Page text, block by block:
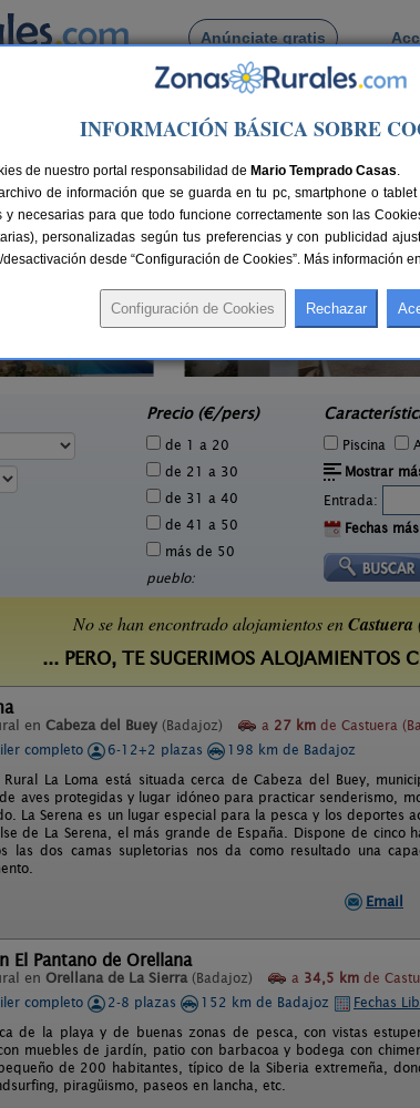
Anúnciate gratis
Busca por pueblo
de Castuera
Cortijo Señorío de Los Cotos
Precio (€/pers)
de 1 a 20
de 21 a 30
de 31 a 40
de 41 a 50
más de 50
pueblo:
Piscina
Mostrar
Entrada:
Fechas
No se han encontrado alojamientos enCastuera
... PERO, TE SUGERIMOS ALOJAMIENTOS
en Cabeza del Buey (Badajoz) a 27 km de Castuera
completo
6-12+2 plazas
198 km de Badajoz
Rural La Loma está situada cerca de Cabeza del Buey,
aves protegidas y lugar idóneo para practicar senderismo,
La Serena es un lugar especial para la pesca y los deportes
de La Serena, el más grande de España. Dispone de
las dos camas supletorias nos da como resultado una
Email
El Pantano de Orellana
en Orellana de La Sierra (Badajoz) a 34,5 km de
completo
2-8 plazas 152 km de Badajoz
Fechas
de la playa y de buenas zonas de pesca, con vistas
muebles de jardín, patio con barbacoa y bodega con
de 200 habitantes, típico de la Siberia extremeña,
piragüismo, paseos en lancha, etc.
INFORMACIÓN BÁSICA SOBRE
de nuestro portal responsabilidad de Mario Temprado Casas.
de información que se guarda en tu pc, smartphone o
necesarias para que todo funcione correctamente son las
personalizadas según tus preferencias y con publicidad
desde “Configuración de Cookies”. Más información